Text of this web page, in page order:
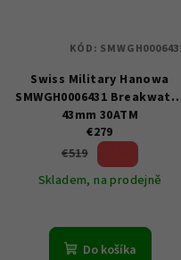
Swiss Military Hanowa
SMWGH0006431
43mm 30ATM
€279
€519
Skladem, na prodejně
Do košíka
KÓD: